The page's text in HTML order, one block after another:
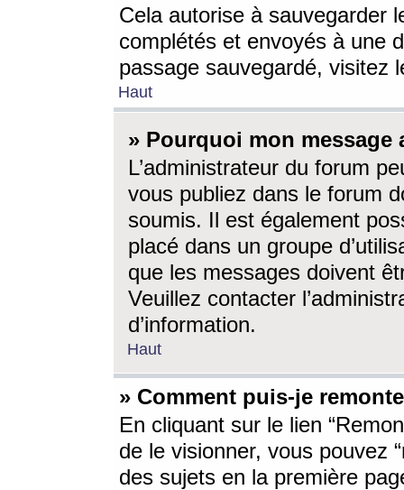
Cela autorise à sauvegarder
complétés et envoyés à une
passage sauvegardé, visitez
Haut
» Pourquoi mon message
L’administrateur du forum
vous publiez dans le forum
soumis. Il est également
placé dans un groupe
que les messages doivent
Veuillez contacter
d’information.
Haut
» Comment puis-je
En cliquant sur le lien
de le visionner, vous pouvez
des sujets en la première